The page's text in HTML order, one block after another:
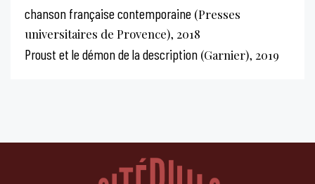
chanson française contemporaine (Presses
universitaires de Provence), 2018
Proust et le démon de la description (Garnier), 2019